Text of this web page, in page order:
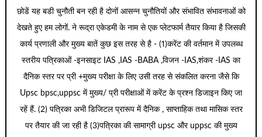
छोडें यह बडी चुनौती बन रही है दोनों आसन्न चुनौतियों और संभावित संभावनाओं को
देखते हुए हम लोगों. ने रूद्रा एकेडमी के नाम से एक प्लेटफार्म तैयार किया है जिसकी
कार्य प्रणाली और मुख्य बातें कुछ इस तरह से है - (1)करेंट की वर्तमान में उपलब्ध
स्तरीय पत्रिकाओं -इनसाइट IAS ,IAS -BABA ,विजन -IAS,शंकर -IAS का
दैनिक स्तर पर प्री +मुख्य परीक्षा के लिए उसी तरह से संकलित करना जैसे कि
Upsc bpsc,uppsc में मुख्य/ प्री परीक्षाओं में करेंट के प्रश्न डिजाइन किए जा
रहें हैं. (2) पत्रिका अभी डिजिटल प्रारूप में दैनिक , साप्ताहिक तथा मासिक स्तर
पर तैयार की जा रही है (3)पत्रिका की सामाग्री upsc और uppsc की मुख्य